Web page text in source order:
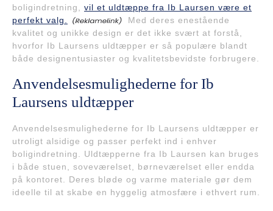
boligindretning, vil et uldtæppe fra Ib Laursen være et
perfekt valg.
Med deres enestående
kvalitet og unikke design er det ikke svært at forstå,
hvorfor Ib Laursens uldtæpper er så populære blandt
både designentusiaster og kvalitetsbevidste forbrugere.
Anvendelsesmulighederne for Ib
Laursens uldtæpper
Anvendelsesmulighederne for Ib Laursens uldtæpper er
utroligt alsidige og passer perfekt ind i enhver
boligindretning. Uldtæpperne fra Ib Laursen kan bruges
i både stuen, soveværelset, børneværelset eller endda
på kontoret. Deres bløde og varme materiale gør dem
ideelle til at skabe en hyggelig atmosfære i ethvert rum.